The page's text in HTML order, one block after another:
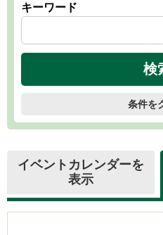
キーワード
条件を
イベントカレンダーを
表示